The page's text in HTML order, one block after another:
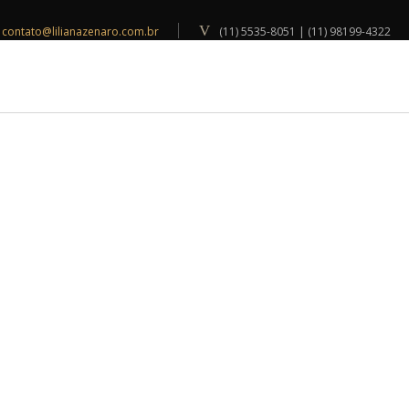
contato@lilianazenaro.com.br (11) 5535-8051 | (11) 98199-4322